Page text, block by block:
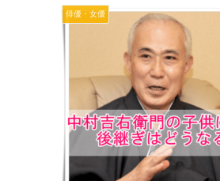
俳優・女優